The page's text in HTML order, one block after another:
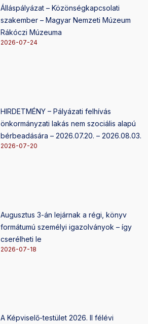
Álláspályázat – Közönségkapcsolati
szakember – Magyar Nemzeti Múzeum
Rákóczi Múzeuma
2026-07-24
HIRDETMÉNY – Pályázati felhívás
önkormányzati lakás nem szociális alapú
bérbeadására – 2026.07.20. – 2026.08.03.
2026-07-20
Augusztus 3-án lejárnak a régi, könyv
formátumú személyi igazolványok – így
cserélheti le
2026-07-18
A Képviselő-testület 2026. II félévi